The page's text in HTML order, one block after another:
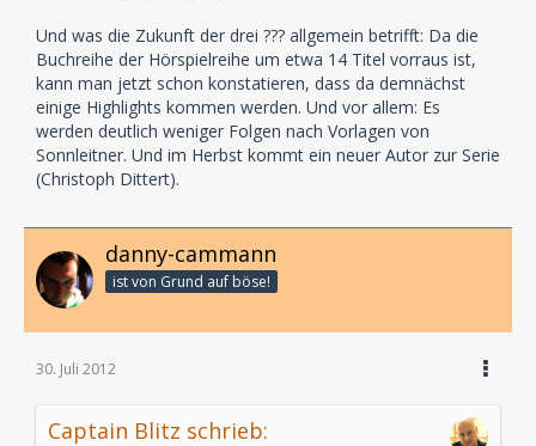
Und was die Zukunft der drei ??? allgemein betrifft: Da die
Buchreihe der Hörspielreihe um etwa 14 Titel vorraus ist,
kann man jetzt schon konstatieren, dass da demnächst
einige Highlights kommen werden. Und vor allem: Es
werden deutlich weniger Folgen nach Vorlagen von
Sonnleitner. Und im Herbst kommt ein neuer Autor zur Serie
(Christoph Dittert).
danny-cammann
ist von Grund auf böse!
30. Juli 2012
Captain Blitz schrieb: